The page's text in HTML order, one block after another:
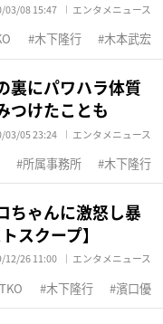
03/08 15:47 エンタメニュース
木下隆行 木本武宏
裏にパワハラ体質
つけたことも
03/05 23:24 エンタメニュース
所属事務所 木下隆行
ゃんに激怒し暴
スクープ】
12/26 11:00 エンタメニュース
木下隆行 濱口優